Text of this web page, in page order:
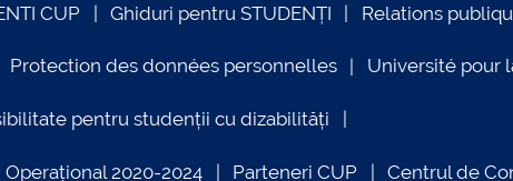
CUP Ghiduri pentru STUDENȚI Relations
Protection des données personnelles Université pour
pentru studenții cu dizabilități
2020-2024 Parteneri CUP Centrul de